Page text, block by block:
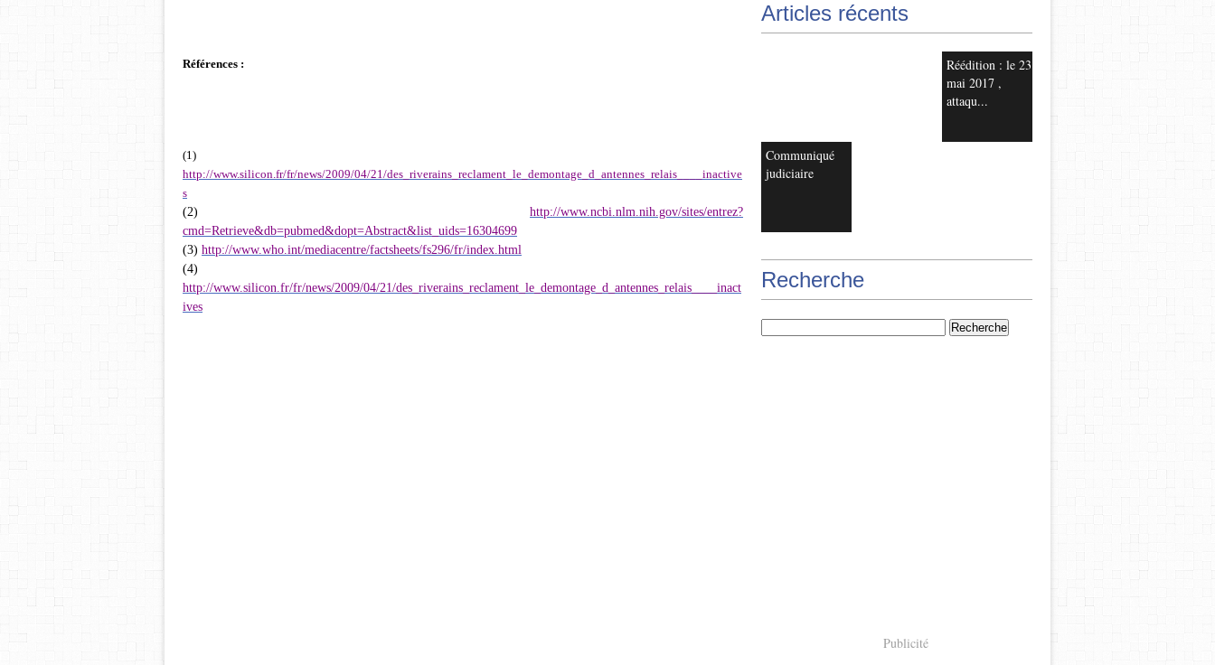
Références :
(1)
http://www.silicon.fr/fr/news/2009/04/21/des_riverains_reclament_le_demontage_d_antennes_relais____inactive
s
(2)
http://www.ncbi.nlm.nih.gov/sites/entrez?
cmd=Retrieve&db=pubmed&dopt=Abstract&list_uids=16304699
(3) http://www.who.int/mediacentre/factsheets/fs296/fr/index.html
(4)
http://www.silicon.fr/fr/news/2009/04/21/des_riverains_reclament_le_demontage_d_antennes_relais____inact
ives
Articles récents
Réédition : le 23
mai 2017 ,
attaqu...
Communiqué
judiciaire
Recherche
Publicité